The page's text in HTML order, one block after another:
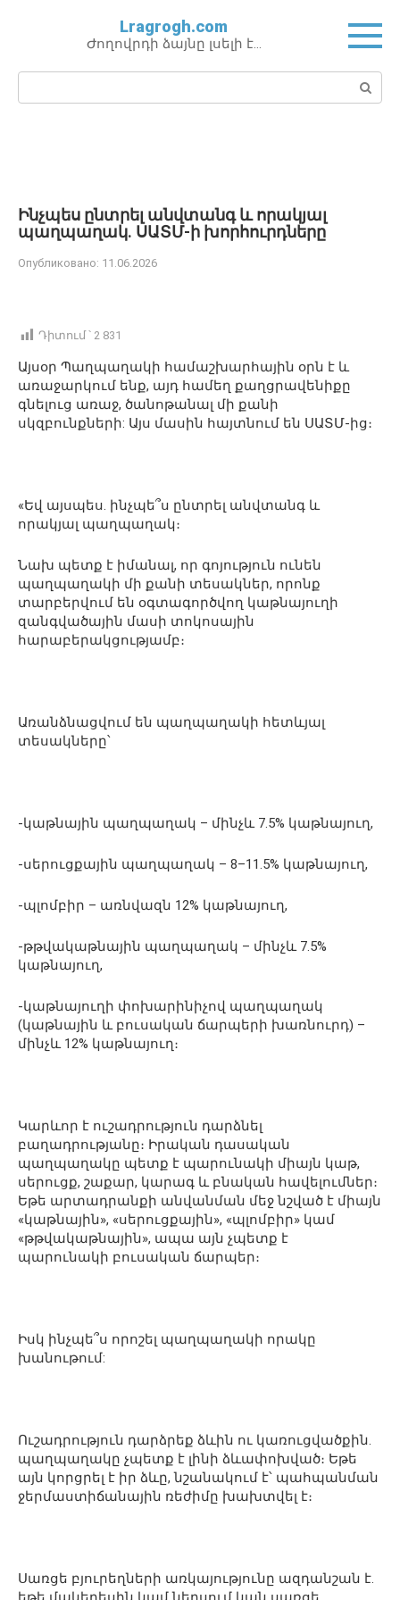
Lragrogh.com
Ժողովրդի ձայնը լսելի է…
Поиск:
Ինչպես ընտրել անվտանգ և որակյալ
պաղպաղակ․ ՍԱՏՄ-ի խորհուրդները
Опубликовано: 11.06.2026
Դիտում ՝ 2 831
Այսօր Պաղպաղակի համաշխարհային օրն է և
առաջարկում ենք, այդ համեղ քաղցրավենիքը
գնելուց առաջ, ծանոթանալ մի քանի
սկզբունքների: Այս մասին հայտնում են ՍԱՏՄ-ից։
«Եվ այսպես. ինչպե՞ս ընտրել անվտանգ և
որակյալ պաղպաղակ։
Նախ պետք է իմանալ, որ գոյություն ունեն
պաղպաղակի մի քանի տեսակներ, որոնք
տարբերվում են օգտագործվող կաթնայուղի
զանգվածային մասի տոկոսային
հարաբերակցությամբ։
Առանձնացվում են պաղպաղակի հետևյալ
տեսակները՝
-կաթնային պաղպաղակ – մինչև 7.5% կաթնայուղ,
-սերուցքային պաղպաղակ – 8–11.5% կաթնայուղ,
-պլոմբիր – առնվազն 12% կաթնայուղ,
-թթվակաթնային պաղպաղակ – մինչև 7.5%
կաթնայուղ,
-կաթնայուղի փոխարինիչով պաղպաղակ
(կաթնային և բուսական ճարպերի խառնուրդ) –
մինչև 12% կաթնայուղ։
Կարևոր է ուշադրություն դարձնել
բաղադրությանը։ Իրական դասական
պաղպաղակը պետք է պարունակի միայն կաթ,
սերուցք, շաքար, կարագ և բնական հավելումներ։
Եթե արտադրանքի անվանման մեջ նշված է միայն
«կաթնային», «սերուցքային», «պլոմբիր» կամ
«թթվակաթնային», ապա այն չպետք է
պարունակի բուսական ճարպեր։
Իսկ ինչպե՞ս որոշել պաղպաղակի որակը
խանութում:
Ուշադրություն դարձրեք ձևին ու կառուցվածքին.
պաղպաղակը չպետք է լինի ձևափոխված։ Եթե
այն կորցրել է իր ձևը, նշանակում է՝ պահպանման
ջերմաստիճանային ռեժիմը խախտվել է։
Սառցե բյուրեղների առկայությունը ազդանշան է.